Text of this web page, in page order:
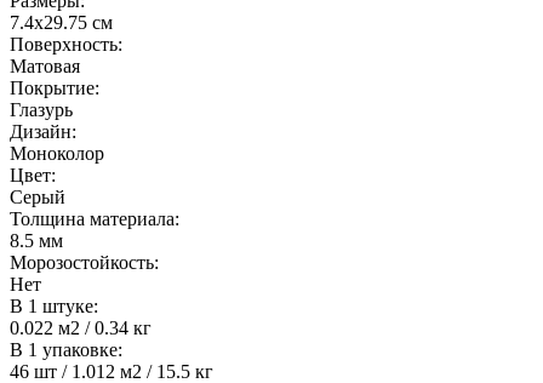
7.4х29.75 см
Поверхность:
Матовая
Покрытие:
Глазурь
Дизайн:
Моноколор
Цвет:
Серый
Толщина материала:
8.5 мм
Морозостойкость:
Нет
В 1 штуке:
0.022 м2 / 0.34 кг
В 1 упаковке:
46 шт / 1.012 м2 / 15.5 кг